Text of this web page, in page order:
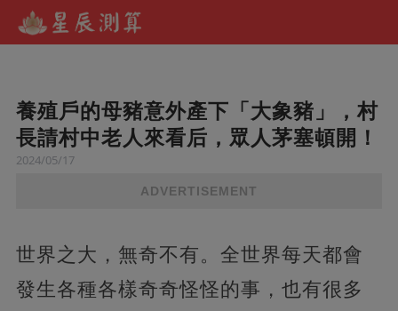
養殖戶的母豬意外產下「大象豬」，村
長請村中老人來看后，眾人茅塞頓開！
2024/05/17
ADVERTISEMENT
世界之大，無奇不有。全世界每天都會
發生各種各樣奇奇怪怪的事，也有很多